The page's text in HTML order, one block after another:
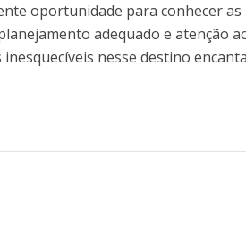
oportunidade para conhecer as
adequado e atenção
nesse destino